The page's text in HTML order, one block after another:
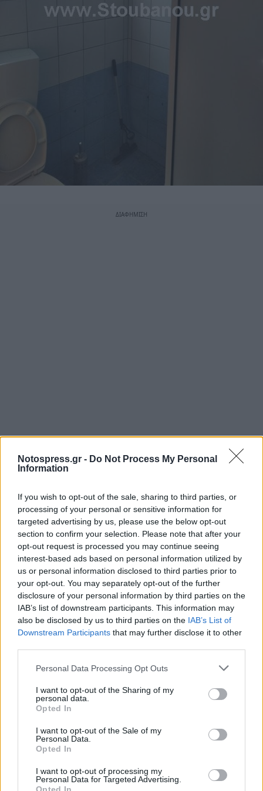
Notospress.gr - Do Not Process My Personal
Information
If you wish to opt-out of the sale, sharing to third parties, or
processing of your personal or sensitive information for
targeted advertising by us, please use the below opt-out
section to confirm your selection. Please note that after your
opt-out request is processed you may continue seeing
interest-based ads based on personal information utilized by
us or personal information disclosed to third parties prior to
your opt-out. You may separately opt-out of the further
disclosure of your personal information by third parties on the
IAB’s list of downstream participants. This information may
also be disclosed by us to third parties on the IAB’s List of
Downstream Participants that may further disclose it to other
Personal Data Processing Opt Outs
I want to opt-out of the Sharing of my
personal data.
Opted In
I want to opt-out of the Sale of my
Personal Data.
Opted In
I want to opt-out of processing my
Personal Data for Targeted Advertising.